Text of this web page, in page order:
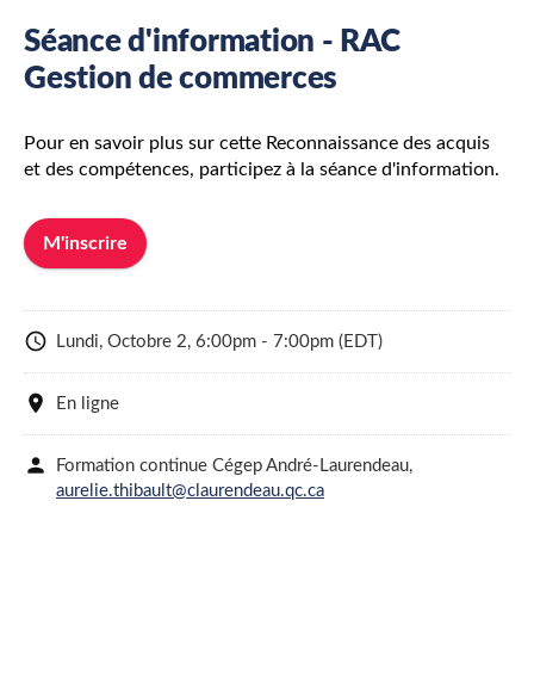
Séance d'information - RAC
Gestion de commerces
Pour en savoir plus sur cette Reconnaissance des acquis
et des compétences, participez à la séance d'information.
 Lundi, Octobre 2, 6:00pm - 7:00pm (EDT)
location_on En ligne
person
Formation continue Cégep André-Laurendeau,
aurelie.thibault@claurendeau.qc.ca
Share
Link: